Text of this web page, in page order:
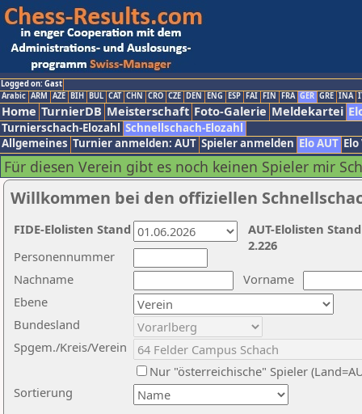
Logged on: Gast
Arabic ARM AZE BIH BUL CAT CHN CRO CZE DEN ENG ESP FAI FIN FRA GER GRE INA
Home TurnierDB Meisterschaft Foto-Galerie Meldekartei
Turnierschach-Elozahl Schnellschach-Elozahl
Allgemeines Turnier anmelden: AUT Spieler anmelden Elo AUT
Für diesen Verein gibt es noch keinen Spieler mir
Willkommen bei den offiziellen
Nachname
Vorname
Ebene
Sortierung
Personennummer
Bundesland
Spgem./Kreis/Verein
Nur "österreichische" Spieler
AUT-Elolisten
2.226
FIDE-Elolisten Stand